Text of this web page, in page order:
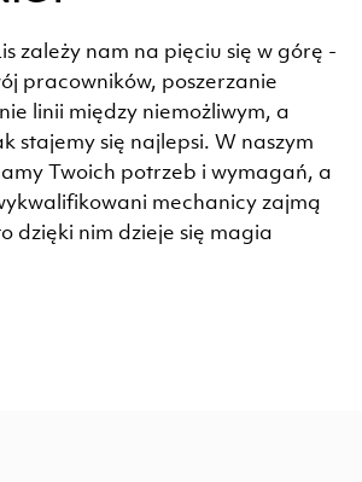
zależy nam na pięciu się w górę -
pracowników, poszerzanie
linii między niemożliwym, a
stajemy się najlepsi. W naszym
Twoich potrzeb i wymagań, a
mechanicy zajmą
dzięki nim dzieje się magia.